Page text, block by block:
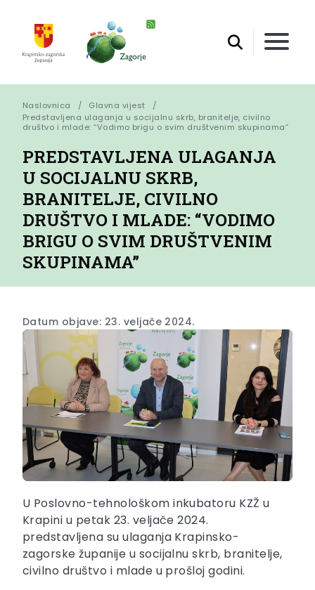
Naslovnica
Glavna vijest
Predstavljena ulaganja u socijalnu skrb, branitelje, civilno
društvo i mlade: “Vodimo brigu o svim društvenim skupinama”
PREDSTAVLJENA ULAGANJA
U SOCIJALNU SKRB,
BRANITELJE, CIVILNO
DRUŠTVO I MLADE: “VODIMO
BRIGU O SVIM DRUŠTVENIM
SKUPINAMA”
Datum objave: 23. veljače 2024.
U Poslovno-tehnološkom inkubatoru KZŽ u
Krapini u petak 23. veljače 2024.
predstavljena su ulaganja Krapinsko-
zagorske županije u socijalnu skrb, branitelje,
civilno društvo i mlade u prošloj godini.